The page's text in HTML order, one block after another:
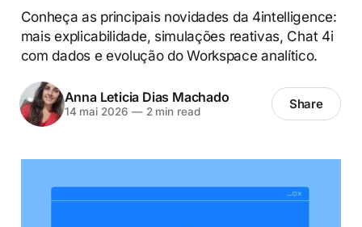
Conheça as principais novidades da 4intelligence:
mais explicabilidade, simulações reativas, Chat 4i
com dados e evolução do Workspace analítico.
Anna Leticia Dias Machado
14 mai 2026 —2 min read Share